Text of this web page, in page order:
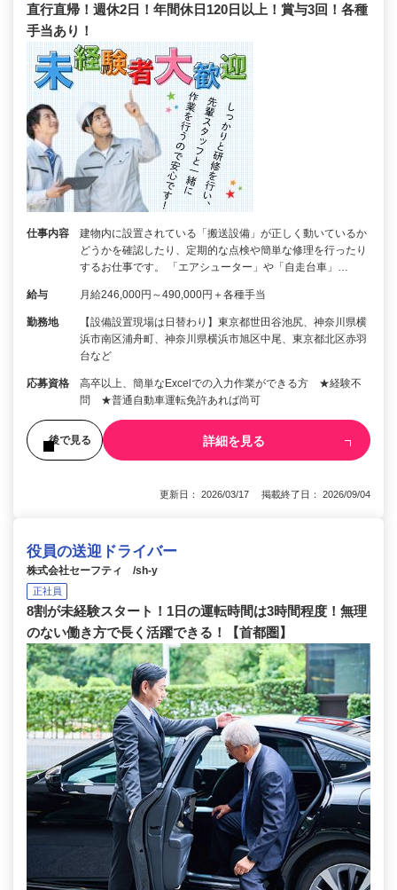
直行直帰！週休2日！年間休日120日以上！賞与3回！各種
手当あり！
仕事内容
建物内に設置されている「搬送設備」が正しく動いているか
どうかを確認したり、定期的な点検や簡単な修理を行ったり
するお仕事です。 「エアシューター」や「自走台車」…
給与 月給246,000円～490,000円＋各種手当
勤務地
【設備設置現場は日替わり】東京都世田谷池尻、神奈川県横
浜市南区浦舟町、神奈川県横浜市旭区中尾、東京都北区赤羽
台など
応募資格
高卒以上、簡単なExcelでの入力作業ができる方 ★経験不
問 ★普通自動車運転免許あれば尚可
後で見る 詳細を見る
更新日： 2026/03/17 掲載終了日： 2026/09/04
役員の送迎ドライバー
株式会社セーフティ /sh-y
正社員
8割が未経験スタート！1日の運転時間は3時間程度！無理
のない働き方で長く活躍できる！【首都圏】